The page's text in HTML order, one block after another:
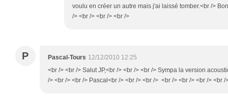
voulu en créer un autre mais j'ai laissé tomber.<br />
/> <br /> <br /> <br />
P Pascal-Tours 12/12/2010 12:25
<br /> <br /> Salut JP,<br /> <br /> <br /> Sympa la version
/> <br /> <br /> Pascal<br /> <br /> <br /> <br /> <br /> <br /> <br /